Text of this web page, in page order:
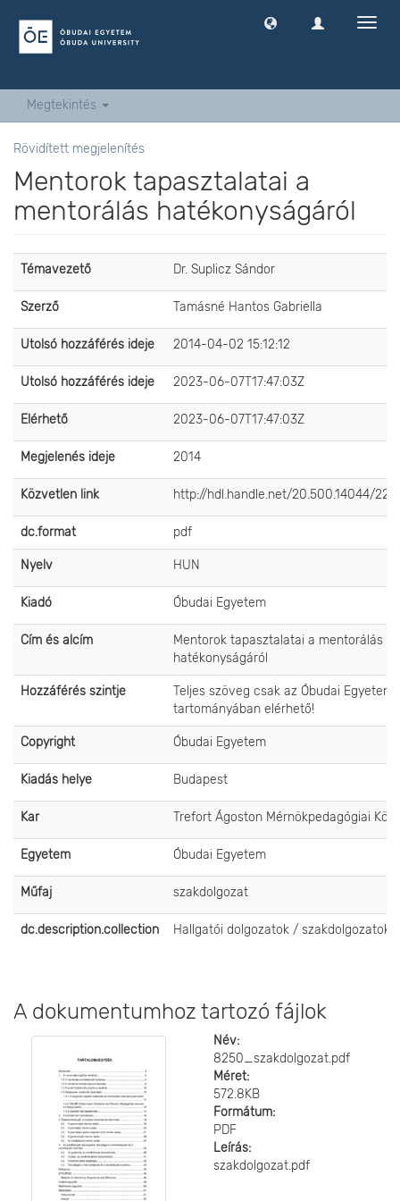
Megtekintés
Rövidített megjelenítés
Mentorok tapasztalatai a
mentorálás hatékonyságáról
Témavezető Dr. Suplicz Sándor
Szerző Tamásné Hantos Gabriella
Utolsó hozzáférés ideje 2014-04-02 15:12:12
Utolsó hozzáférés ideje 2023-06-07T17:47:03Z
Elérhető 2023-06-07T17:47:03Z
Megjelenés ideje 2014
Közvetlen link http://hdl.handle.net/20.500.14044/
dc.format pdf
Nyelv HUN
Kiadó Óbudai Egyetem
Cím és alcím
Mentorok tapasztalatai a mentorálás
hatékonyságáról
Hozzáférés szintje
Teljes szöveg csak az Óbudai Egyetem
tartományában elérhető!
Copyright Óbudai Egyetem
Kiadás helye Budapest
Kar Trefort Ágoston Mérnökpedagógiai
Egyetem Óbudai Egyetem
Műfaj szakdolgozat
dc.description.collection Hallgatói dolgozatok / szakdolgozatok
A dokumentumhoz tartozó fájlok
Név:
8250_szakdolgozat.pdf
Méret:
572.8KB
Formátum:
PDF
Leírás:
szakdolgozat.pdf